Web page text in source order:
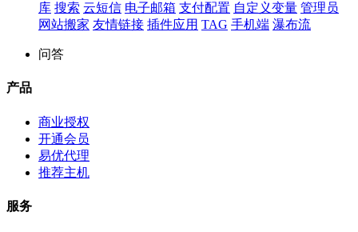
库 搜索 云短信 电子邮箱 支付配置 自定义变量 管理员
网站搬家 友情链接 插件应用 TAG 手机端 瀑布流
问答
产品
商业授权
开通会员
易优代理
推荐主机
服务